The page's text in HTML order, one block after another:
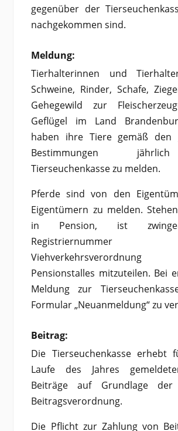
gegenüber der
nachgekommen sind.
Meldung:
Tierhalterinnen und
Schweine, Rinder, Schafe,
Gehegewild zur
Geflügel im Land
haben ihre Tiere gemäß den
Bestimmungen
Tierseuchenkasse zu melden.
Pferde sind von den
Eigentümern zu melden.
in Pension, ist
Pensionstalles mitzuteilen. Bei
Meldung zur
Formular „Neuanmeldung“ zu
Beitrag:
Die Tierseuchenkasse erhebt
Laufe des Jahres
Beiträge auf Grundlage der
Beitragsverordnung.
Die Pflicht zur Zahlung von